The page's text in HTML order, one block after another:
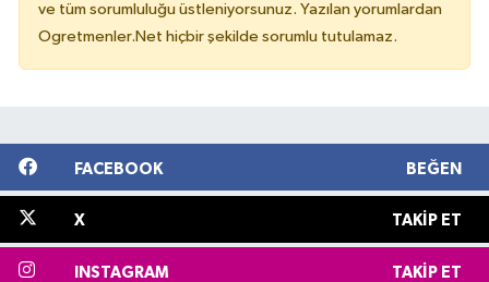
ve tüm sorumluluğu üstleniyorsunuz. Yazılan yorumlardan
Ogretmenler.Net hiçbir şekilde sorumlu tutulamaz.
FACEBOOK BEĞEN
X TAKIP ET
INSTAGRAM TAKIP ET